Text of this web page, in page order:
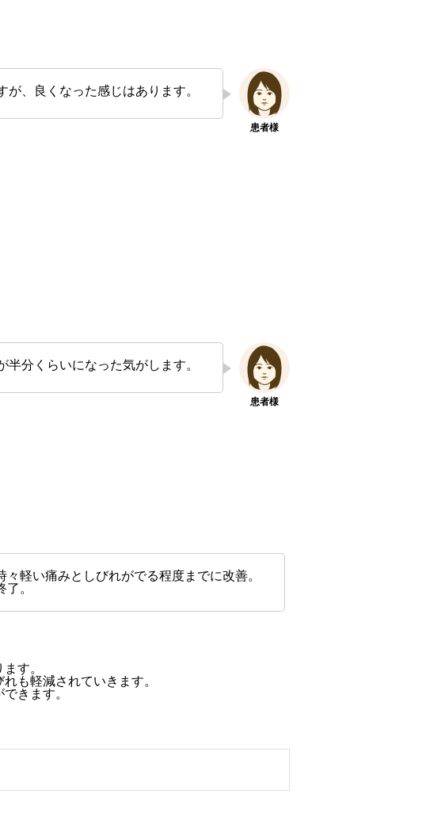
が、良くなった感じはあります。
半分くらいになった気がします。
軽い痛みとしびれがでる程度までに改善。
。
す。
も軽減されていきます。
きます。